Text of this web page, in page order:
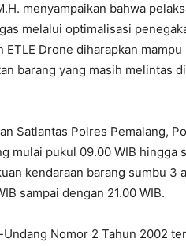
menyampaikan bahwa
melalui optimalisasi
Drone diharapkan
barang yang masih melintas
Satlantas Polres Pemalang,
mulai pukul 09.00 WIB hingga
kendaraan barang sumbu 3
sampai dengan 21.00 WIB.
Nomor 2 Tahun 2002